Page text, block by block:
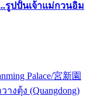
รูปปั้นเจ้าแม่กวนอิม
Palace/宮新園
งตุ้ง (Quangdong)